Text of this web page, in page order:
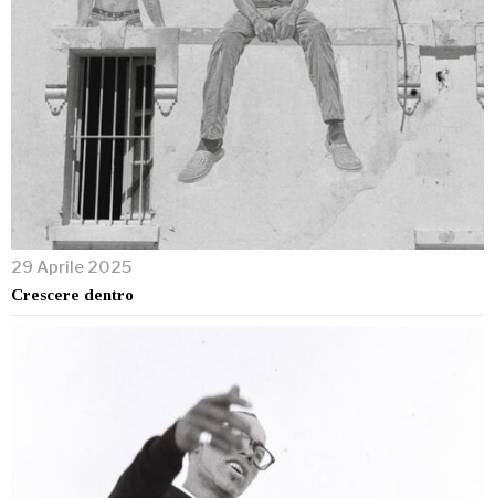
29 Aprile 2025
Crescere dentro